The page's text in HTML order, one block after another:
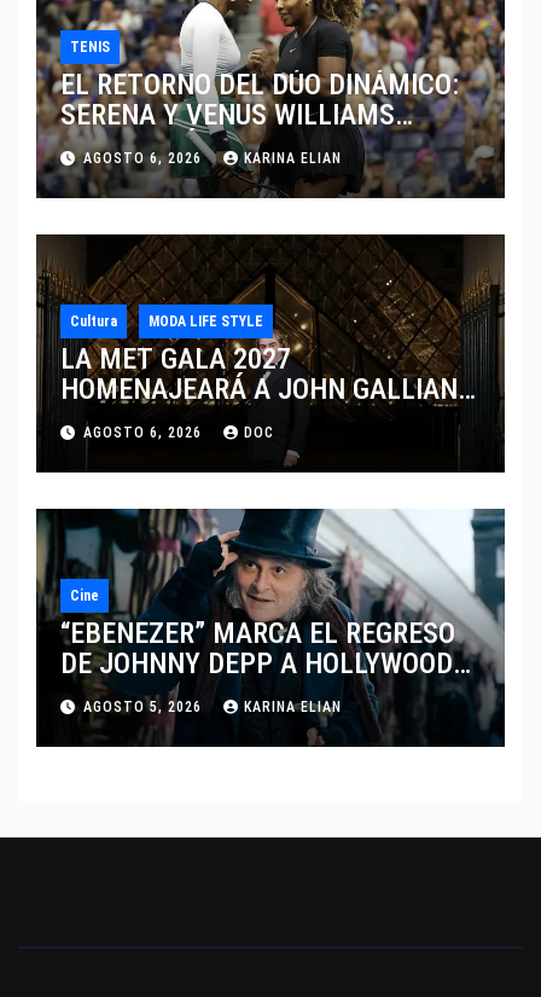
TENIS
EL RETORNO DEL DÚO DINÁMICO:
SERENA Y VENUS WILLIAMS
DISPUTARÁN LOS DOBLES EN
CINCINNATI 2026
AGOSTO 6, 2026 KARINA ELIAN
Cultura MODA LIFE STYLE
LA MET GALA 2027
HOMENAJEARÁ A JOHN GALLIANO
MARCANDO EL REGRESO DEL REY
DEL DRAMATISMO
AGOSTO 6, 2026 DOC
Cine
“EBENEZER” MARCA EL REGRESO
DE JOHNNY DEPP A HOLLYWOOD
TRAS SU PASO POR EL CINE
INDEPENDIENTE EUROPEO
AGOSTO 5, 2026 KARINA ELIAN